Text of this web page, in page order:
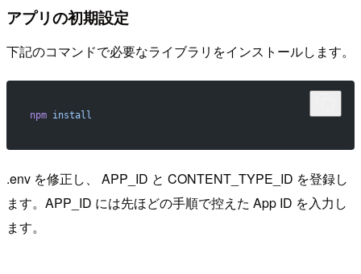
アプリの初期設定
下記のコマンドで必要なライブラリをインストールします。
npm install
.env を修正し、 APP_ID と CONTENT_TYPE_ID を登録し
ます。APP_ID には先ほどの手順で控えた App ID を入力し
ます。